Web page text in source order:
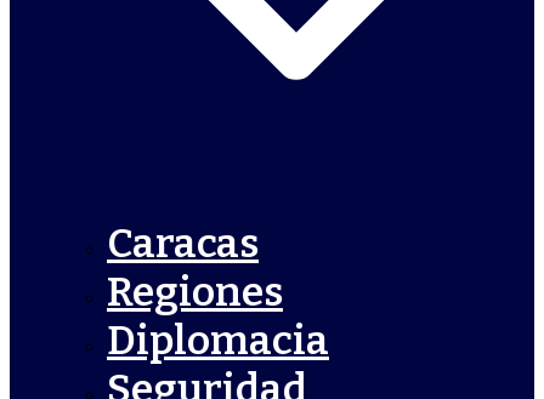
Caracas
Regiones
Diplomacia
Seguridad